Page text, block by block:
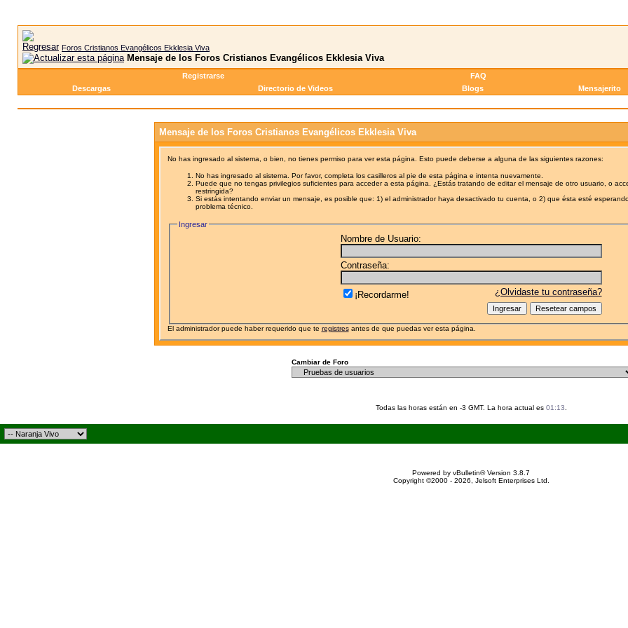
Foros Cristianos Evangélicos Ekklesia Viva
Mensaje de los Foros Cristianos Evangélicos Ekklesia Viva
Registrarse FAQ
Descargas
Directorio de Videos Blogs Mensajerito
Mensaje de los Foros Cristianos Evangélicos Ekklesia Viva
No has ingresado al sistema, o bien, no tienes permiso para ver esta página. Esto puede deberse a alguna de las siguientes razones:
No has ingresado al sistema. Por favor, completa los casilleros al pie de esta página e intenta nuevamente.
Puede que no tengas privilegios suficientes para acceder a esta página. ¿Estás tratando de editar el mensaje de otro usuario, o
restringida?
Si estás intentando enviar un mensaje, es posible que: 1) el administrador haya desactivado tu cuenta, o 2) que ésta esté
problema técnico.
Ingresar
Nombre de Usuario:
Contraseña:
¿Olvidaste tu contraseña?
¡Recordarme!
El administrador puede haber requerido que te registresantes de que puedas ver esta página.
Cambiar de Foro
Todas las horas están en -3 GMT. La hora actual es 01:13
Powered by vBulletin® Version 3.8.7
Copyright ©2000 - 2026, Jelsoft Enterprises Ltd.